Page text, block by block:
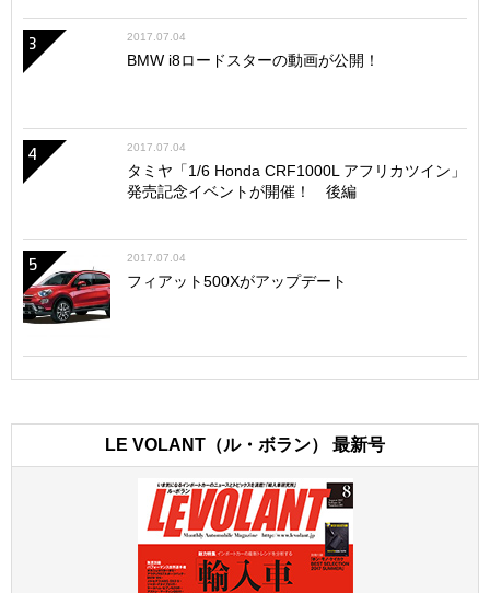
3 2017.07.04
BMW i8ロードスターの動画が公開！
4 2017.07.04
タミヤ「1/6 Honda CRF1000L アフリカツイン」
発売記念イベントが開催！ 後編
5 2017.07.04
フィアット500Xがアップデート
LE VOLANT（ル・ボラン） 最新号